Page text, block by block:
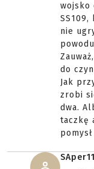
wojsko
nie
do
Jak
zrobi
dwa.
taczkę